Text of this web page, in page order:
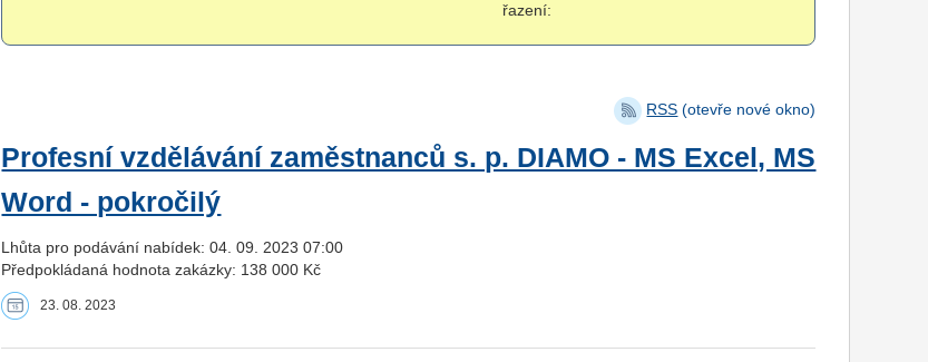
řazení:
RSS (otevře nové okno)
Profesní vzdělávání zaměstnanců s. p. DIAMO - MS Excel, MS
Word - pokročilý
Lhůta pro podávání nabídek: 04. 09. 2023 07:00
Předpokládaná hodnota zakázky: 138 000 Kč
23. 08. 2023